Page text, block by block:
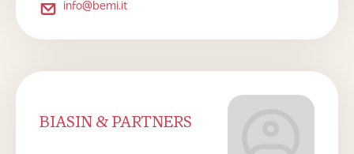
info@bemi.it
BIASIN & PARTNERS